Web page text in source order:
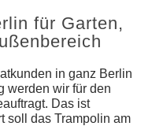
für Garten,
in ganz Berlin
werden wir für den
Das ist
soll das Trampolin am